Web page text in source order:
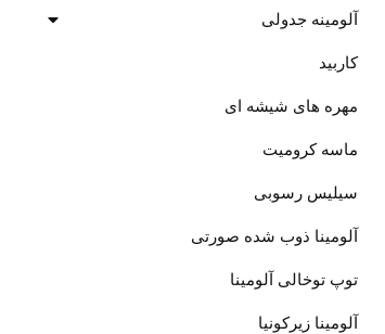
آلومینه جدولی
کاربید
مهره های شیشه ای
ماسه کرومیت
سیلیس رسوبی
آلومینا ذوب شده صورتی
توپ توخالی آلومینا
آلومینا زیرکونیا